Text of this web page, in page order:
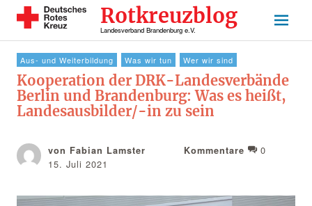
Rotkreuzblog
Landesverband Brandenburg e.V.
Aus- und Weiterbildung Was wir tun Wer wir sind
Kooperation der DRK-Landesverbände
Berlin und Brandenburg: Was es heißt,
Landesausbilder/-in zu sein
von Fabian Lamster
15. Juli 2021
Kommentare 0